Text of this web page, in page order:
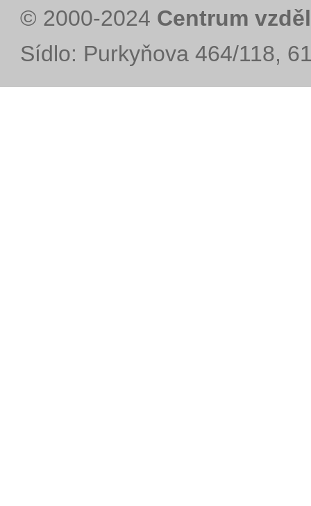
© 2000-2024 Centrum
Sídlo: Purkyňova 464/118,